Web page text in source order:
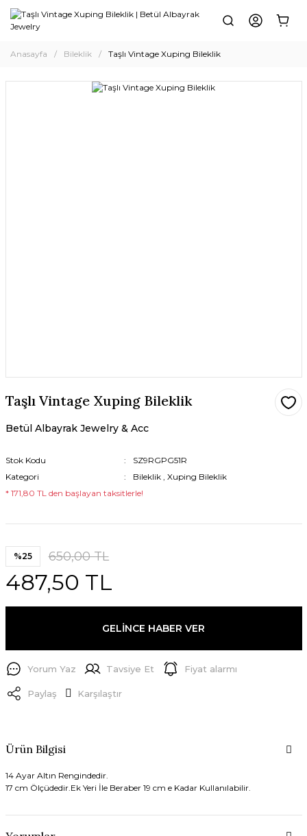
Anasayfa Bileklik Taşlı Vintage Xuping Bileklik
Taşlı Vintage Xuping Bileklik
Betül Albayrak Jewelry & Acc
Stok Kodu
SZ9RGPG51R
Kategori
Bileklik , Xuping Bileklik
* 171,80 TL den başlayan taksitlerle!
%25 650,00 TL
487,50 TL
GELİNCE HABER VER
Yorum Yaz Tavsiye Et Fiyat alarmı
Paylaş Karşılaştır
Ürün Bilgisi
14 Ayar Altın Rengindedir.
17 cm Ölçüdedir.Ek Yeri İle Beraber 19 cm e Kadar Kullanılabilir.